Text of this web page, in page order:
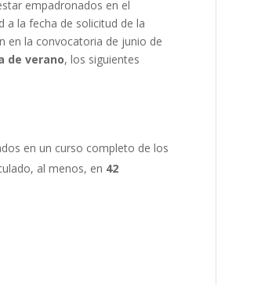
empadronados en el
a la fecha de solicitud de la
en la convocatoria de junio de
de verano, los siguientes
en un curso completo de los
al menos, en 42